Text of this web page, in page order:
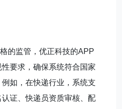
的监管，优正科技的APP
要求，确保系统符合国家
如，在快递行业，系统支
证、快递员资质审核、配